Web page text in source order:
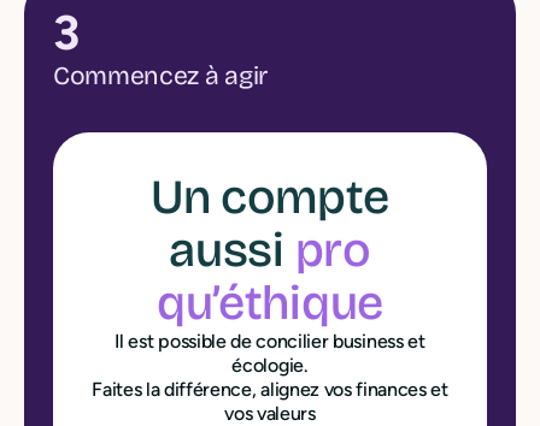
3
Commencez à agir
Un compte
aussi pro
qu’éthique
Il est possible de concilier business et
écologie.
Faites la différence, alignez vos finances et
vos valeurs